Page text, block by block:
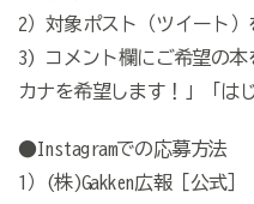
2）対象ポスト（ツイート）
3) コメント欄にご希望の本
カナを希望します！」「は
●Instagramでの応募方法
1）(株)Gakken広報［公式］